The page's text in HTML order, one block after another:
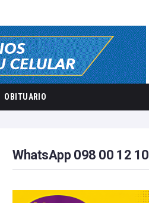
OBITUARIO
WhatsApp 098 00 12 10